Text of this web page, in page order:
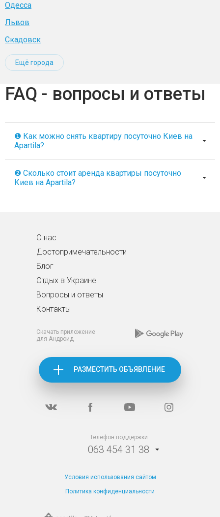
Одесса
Львов
Скадовск
Ещё города
FAQ - вопросы и ответы
❶ Как можно снять квартиру посуточно Киев на
Apartila?
❷ Сколько стоит аренда квартиры посуточно
Киев на Apartila?
О нас
Достопримечательности
Блог
Отдых в Украине
Вопросы и ответы
Контакты
Скачать приложение
для Андроид
РАЗМЕСТИТЬ ОБЪЯВЛЕНИЕ
Телефон поддержки
063 454 31 38
Условия использования сайтом
Политика конфиденциальности